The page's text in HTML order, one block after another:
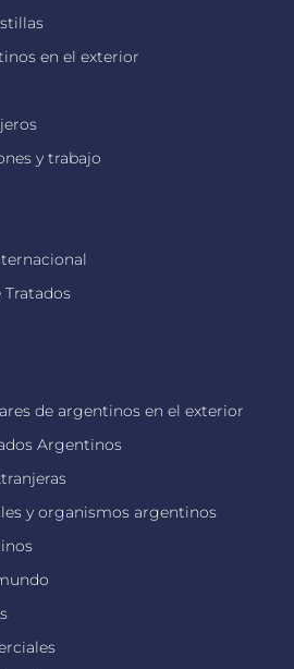
en el exterior
y trabajo
de argentinos en el exterior
Argentinos
y organismos argentinos